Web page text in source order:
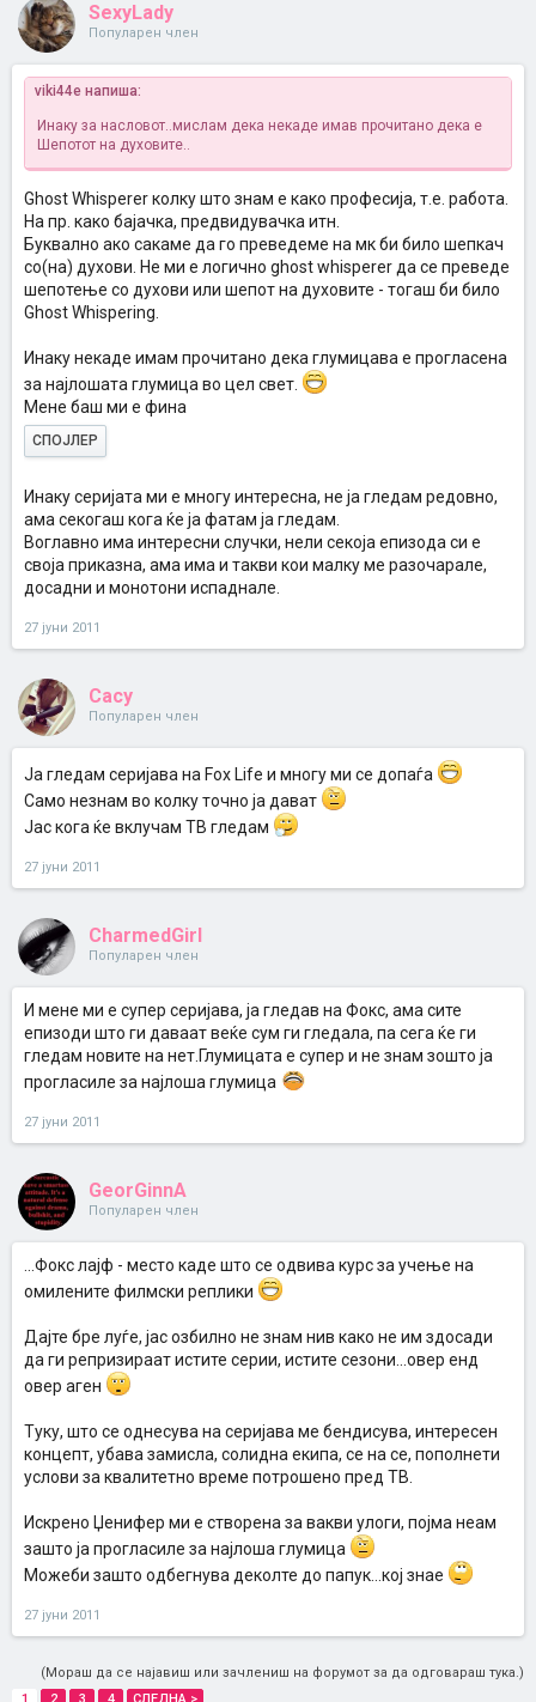
SexyLady
Популарен член
viki44e напиша:
Инаку за насловот..мислам дека некаде имав прочитано дека е
Шепотот на духовите..
Ghost Whisperer колку што знам е како професија, т.е. работа.
На пр. како бајачка, предвидувачка итн.
Буквално ако сакаме да го преведеме на мк би било шепкач
со(на) духови. Не ми е логично ghost whisperer да се преведе
шепотење со духови или шепот на духовите - тогаш би било
Ghost Whispering.
Инаку некаде имам прочитано дека глумицава е прогласена
за најлошата глумица во цел свет.
Мене баш ми е фина
СПОЈЛЕР
Инаку серијата ми е многу интересна, не ја гледам редовно,
ама секогаш кога ќе ја фатам ја гледам.
Воглавно има интересни случки, нели секоја епизода си е
своја приказна, ама има и такви кои малку ме разочарале,
досадни и монотони испаднале.
27 јуни 2011
Cacy
Популарен член
Ја гледам серијава на Fox Life и многу ми се допаѓа
Само незнам во колку точно ја дават
Јас кога ќе вклучам ТВ гледам
27 јуни 2011
CharmedGirl
Популарен член
И мене ми е супер серијава, ја гледав на Фокс, ама сите
епизоди што ги даваат веќе сум ги гледала, па сега ќе ги
гледам новите на нет.Глумицата е супер и не знам зошто ја
прогласиле за најлоша глумица
27 јуни 2011
GeorGinnA
Популарен член
...Фокс лајф - место каде што се одвива курс за учење на
омилените филмски реплики
Дајте бре луѓе, јас озбилно не знам нив како не им здосади
да ги репризираат истите серии, истите сезони...овер енд
овер аген
Туку, што се однесува на серијава ме бендисува, интересен
концепт, убава замисла, солидна екипа, се на се, пополнети
услови за квалитетно време потрошено пред ТВ.
Искрено Џенифер ми е створена за вакви улоги, појма неам
зашто ја прогласиле за најлоша глумица
Можеби зашто одбегнува деколте до папук...кој знае
27 јуни 2011
(Мораш да се најавиш или зачлениш на форумот за да одговараш тука.)